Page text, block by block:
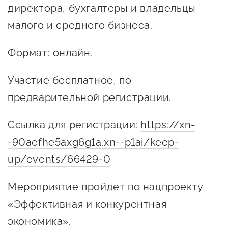
АвтоУСН
Сервисы для бизнеса
О фонде
Органы управления и надзора
Документы
директора, бухгалтеры и владельцы
малого и среднего бизнеса.
Формат: онлайн.
Участие бесплатное, по
предварительной регистрации.
Ссылка для регистрации: https://xn-
-90aefhe5axg6g1a.xn--p1ai/keep-
up/events/66429-0
Мероприятие пройдет по нацпроекту
«Эффективная и конкурентная
экономика».